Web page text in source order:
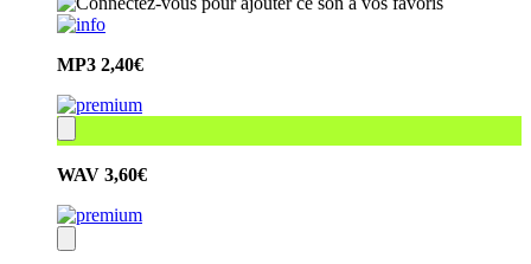
MP3 2,40€
WAV 3,60€